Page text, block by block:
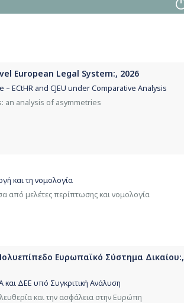
European Legal System:, 2026
ECtHR and CJEU under Comparative Analysis
an analysis of asymmetries
και τη νομολογία
από μελέτες περίπτωσης και νομολογία
Ευρωπαϊκό Σύστημα Δικαίου:,
ΔΕΕ υπό Συγκριτική Ανάλυση
και την ασφάλεια στην Ευρώπη